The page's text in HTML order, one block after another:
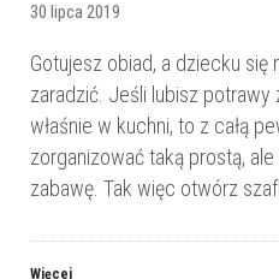
30 lipca 2019
Gotujesz obiad, a dziecku
zaradzić. Jeśli lubisz potrawy
właśnie w kuchni, to z całą
zorganizować taką prostą,
zabawę. Tak więc otwórz
Więcej